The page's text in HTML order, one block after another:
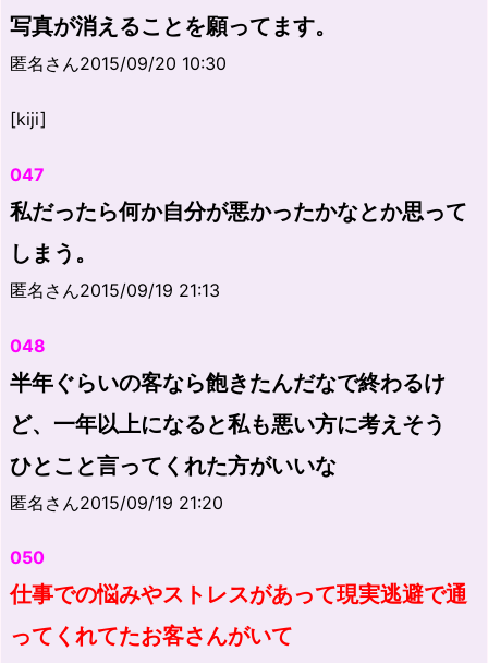
写真が消えることを願ってます。
匿名さん2015/09/20 10:30
[kiji]
047
私だったら何か自分が悪かったかなとか思って
しまう。
匿名さん2015/09/19 21:13
048
半年ぐらいの客なら飽きたんだなで終わるけ
ど、一年以上になると私も悪い方に考えそう
ひとこと言ってくれた方がいいな
匿名さん2015/09/19 21:20
050
仕事での悩みやストレスがあって現実逃避で通
ってくれてたお客さんがいて